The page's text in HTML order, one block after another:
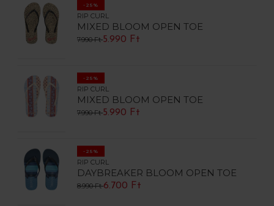
-25%
RIP CURL
MIXED BLOOM OPEN TOE
7.990 Ft5.990 Ft
-25%
RIP CURL
MIXED BLOOM OPEN TOE
7.990 Ft5.990 Ft
-25%
RIP CURL
DAYBREAKER BLOOM OPEN TOE
8.990 Ft6.700 Ft